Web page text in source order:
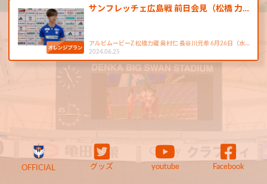
サンフレッチェ広島戦 前日会見（松橋 力…
アルビムービーZ 松橋力蔵 奥村仁 長谷川元希 6月26日（水…
2024.06.25
OFFICIAL グッズ youtube Facebook